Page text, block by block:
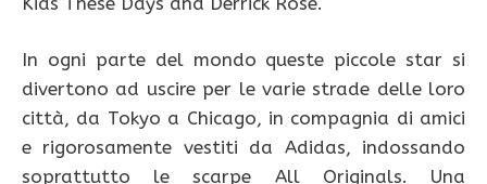
In ogni parte del mondo queste piccole star si
divertono ad uscire per le varie strade delle loro
città, da Tokyo a Chicago, in compagnia di amici
e rigorosamente vestiti da Adidas, indossando
soprattutto le scarpe All Originals. Una